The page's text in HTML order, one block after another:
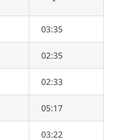
03:35
02:35
02:33
05:17
03:22